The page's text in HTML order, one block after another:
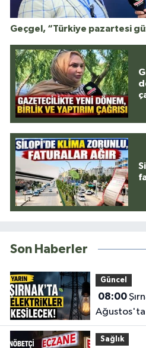
Geçgel, “Türkiye pazartesi
Son Haberler
Güncel
08:00Şırnak ve 5 İlçesinde 11
Ağustos'ta
Kesintisi
Sağlık